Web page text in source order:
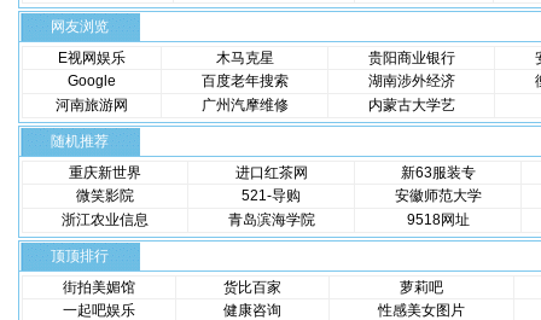
网友浏览
E视网娱乐
木马克星 贵阳商业银行
Google
百度老年搜索 湖南涉外经济
河南旅游网
广州汽摩维修 内蒙古大学艺
随机推荐
重庆新世界
进口红茶网
新63服装专
微笑影院
521-导购
安徽师范大学
浙江农业信息
青岛滨海学院 9518网址
顶顶排行
街拍美媚馆
货比百家
萝莉吧
一起吧娱乐
健康咨询
性感美女图片